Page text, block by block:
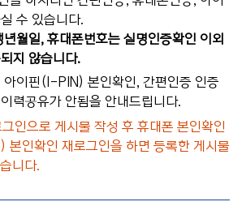
수 있습니다.
월일, 휴대폰번호는 실명인증확인 이외
지 않습니다.
아이핀(I-PIN) 본인확인, 간편인증 인증
력공유가 안됨을 안내드립니다.
인으로 게시물 작성 후 휴대폰 본인확인
인확인 재로그인을 하면 등록한 게시물
니다.